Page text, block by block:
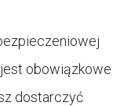
obowiązkowe
dostarczyć